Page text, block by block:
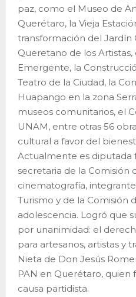
paz, como el Museo de
Querétaro, la Vieja
transformación del Jardín
Queretano de los
Emergente, la
Teatro de la Ciudad, la
Huapango en la zona
museos comunitarios, el
UNAM, entre otras 56
cultural a favor del
Actualmente es diputada
secretaria de la Comisión
cinematografía,
Turismo y de la Comisión
adolescencia. Logró que
por unanimidad: el
para artesanos, artistas y
Nieta de Don Jesús
PAN en Querétaro,
causa partidista.